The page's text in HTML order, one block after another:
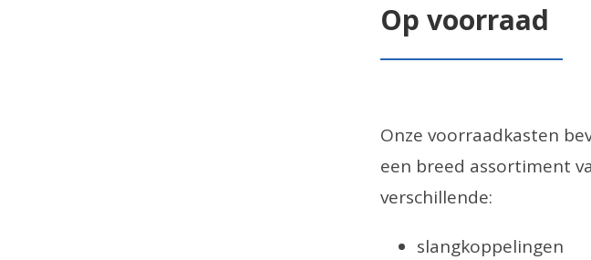
Op voorraad
Onze voorraadkasten
een breed assortiment
verschillende:
slangkoppelingen